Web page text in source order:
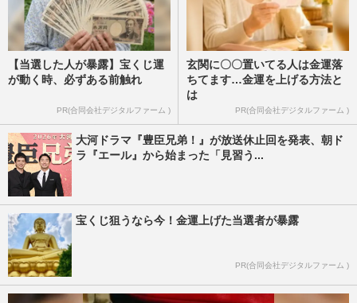
【当選した人が暴露】宝くじ運
が動く時、必ずある前触れ
PR(合同会社デジタルファーム )
玄関に〇〇置いてる人は金運落
ちてます…金運を上げる方法と
は
PR(合同会社デジタルファーム )
大河ドラマ『豊臣兄弟！』が放送休止回を発表、朝ド
ラ『エール』から始まった「見習う...
宝くじ狙うなら今！金運上げた当選者が暴露
PR(合同会社デジタルファーム )